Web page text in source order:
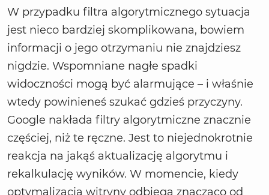
W przypadku filtra algorytmicznego sytuacja
jest nieco bardziej skomplikowana, bowiem
informacji o jego otrzymaniu nie znajdziesz
nigdzie. Wspomniane nagłe spadki
widoczności mogą być alarmujące – i właśnie
wtedy powinieneś szukać gdzieś przyczyny.
Google nakłada filtry algorytmiczne znacznie
częściej, niż te ręczne. Jest to niejednokrotnie
reakcja na jakąś aktualizację algorytmu i
rekalkulację wyników. W momencie, kiedy
optymalizacja witryny odbiega znacząco od